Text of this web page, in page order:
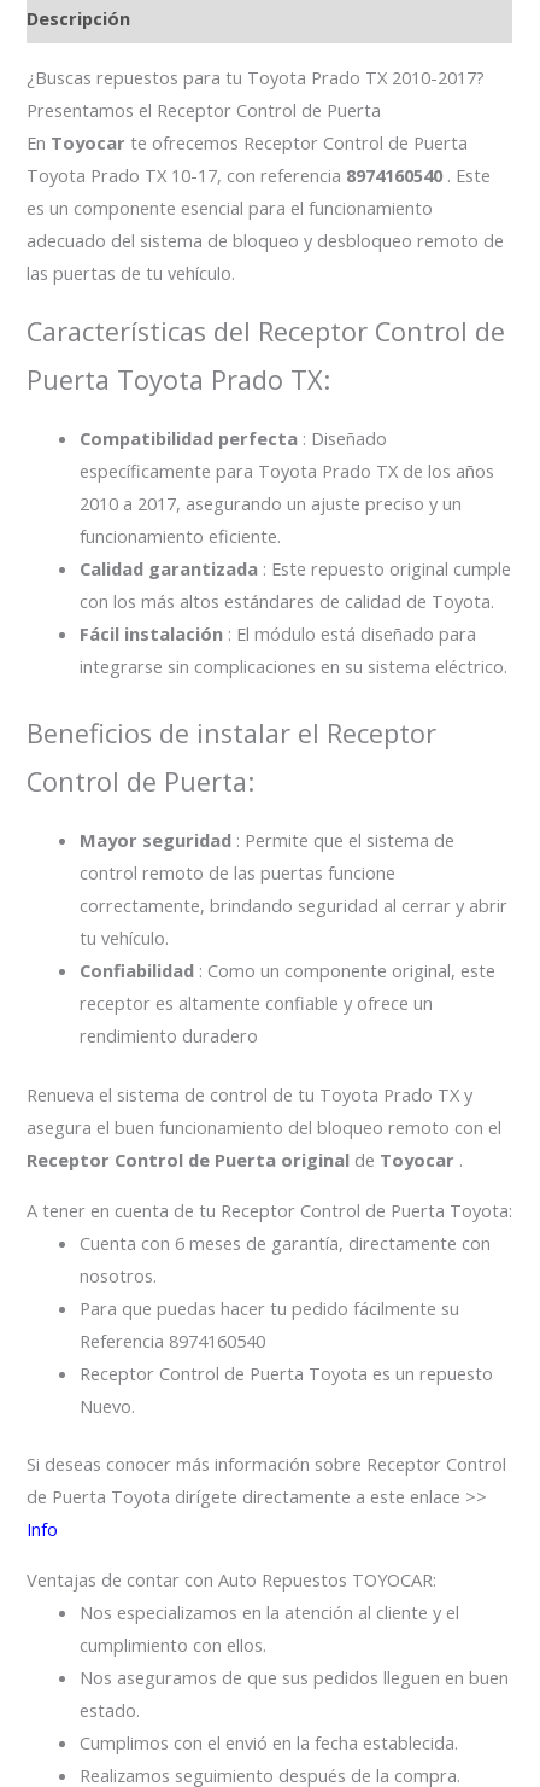
Descripción
¿Buscas repuestos para tu Toyota Prado TX 2010-2017?
Presentamos el Receptor Control de Puerta
En Toyocar te ofrecemos Receptor Control de Puerta
Toyota Prado TX 10-17, con referencia 8974160540. Este
es un componente esencial para el funcionamiento
adecuado del sistema de bloqueo y desbloqueo remoto de
las puertas de tu vehículo.
Características del Receptor Control de
Puerta Toyota Prado TX:
Compatibilidad perfecta : Diseñado
específicamente para Toyota Prado TX de los años
2010 a 2017, asegurando un ajuste preciso y un
funcionamiento eficiente.
Calidad garantizada : Este repuesto original cumple
con los más altos estándares de calidad de Toyota.
Fácil instalación : El módulo está diseñado para
integrarse sin complicaciones en su sistema eléctrico.
Beneficios de instalar el Receptor
Control de Puerta:
Mayor seguridad : Permite que el sistema de
control remoto de las puertas funcione
correctamente, brindando seguridad al cerrar y abrir
tu vehículo.
Confiabilidad : Como un componente original, este
receptor es altamente confiable y ofrece un
rendimiento duradero
Renueva el sistema de control de tu Toyota Prado TX y
asegura el buen funcionamiento del bloqueo remoto con el
Receptor Control de Puerta original de Toyocar .
A tener en cuenta de tu Receptor Control de Puerta Toyota:
Cuenta con 6 meses de garantía, directamente con
nosotros.
Para que puedas hacer tu pedido fácilmente su
Referencia 8974160540
Receptor Control de Puerta Toyota es un repuesto
Nuevo.
Si deseas conocer más información sobre Receptor Control
de Puerta Toyota dirígete directamente a este enlace >>
Info
Ventajas de contar con Auto Repuestos TOYOCAR:
Nos especializamos en la atención al cliente y el
cumplimiento con ellos.
Nos aseguramos de que sus pedidos lleguen en buen
estado.
Cumplimos con el envió en la fecha establecida.
Realizamos seguimiento después de la compra.